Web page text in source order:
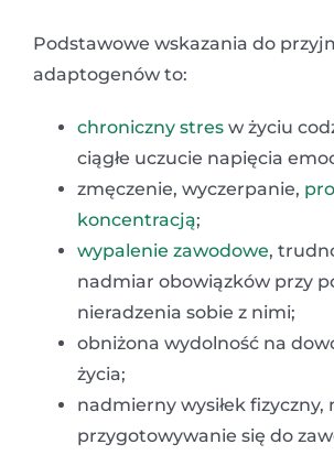
Podstawowe wskazania do
adaptogenów to:
chroniczny stres w życiu
ciągłe uczucie napięcia
zmęczenie, wyczerpanie,
koncentracją;
wypalenie zawodowe,
nadmiar obowiązków przy
nieradzenia sobie z nimi;
obniżona wydolność na
życia;
nadmierny wysiłek fizyczny,
przygotowywanie się do